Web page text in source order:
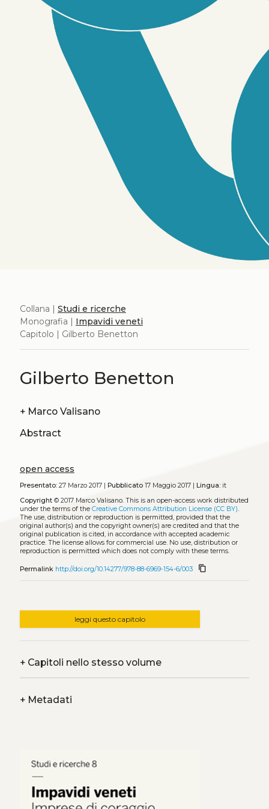
Collana | Studi e ricerche
Monografia | Impavidi veneti
Capitolo | Gilberto Benetton
Gilberto Benetton
+ Marco Valisano
Abstract
open access
Presentato:27 Marzo 2017 | Pubblicato17 Maggio 2017 | Lingua:it
Copyright© 2017 Marco Valisano. This is an open-access work distributed
under the terms of the Creative Commons Attribution License (CC BY).
The use, distribution or reproduction is permitted, provided that the
original author(s) and the copyright owner(s) are credited and that the
original publication is cited, in accordance with accepted academic
practice. The license allows for commercial use. No use, distribution or
reproduction is permitted which does not comply with these terms.
Permalink http://doi.org/10.14277/978-88-6969-154-6/003 content_copy
leggi questo capitolo
+Capitoli nello stesso volume
+Metadati